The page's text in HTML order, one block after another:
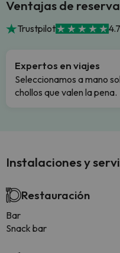
Ventajas de
Trustpilot
Expertos en viajes
Seleccionamos a mano
chollos que valen la pena.
Instalaciones y
Restauración
Bar
Snack bar